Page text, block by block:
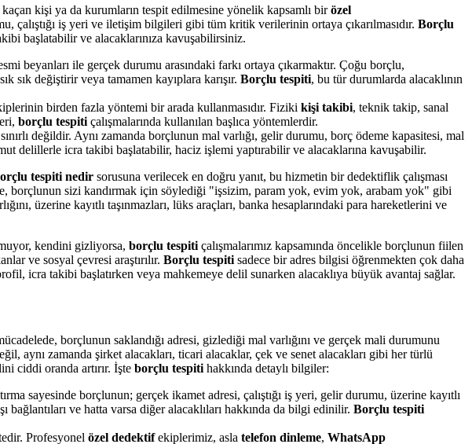
kişi ya da kurumların tespit edilmesine yönelik kapsamlı birözel
çalıştığı iş yeri ve iletişim bilgileri gibi tüm kritik verilerinin ortaya çıkarılmasıdır. Borçlu
başlatabilir ve alacaklarınıza kavuşabilirsiniz.
beyanları ile gerçek durumu arasındaki farkı ortaya çıkarmaktır. Çoğu borçlu,
sık değiştirir veya tamamen kayıplara karışır. Borçlu tespiti, bu tür durumlarda alacaklının
birden fazla yöntemi bir arada kullanmasıdır. Fiziki kişi takibi, teknik takip, sanal
borçlu tespiti çalışmalarında kullanılan başlıca yöntemlerdir.
değildir. Aynı zamanda borçlunun mal varlığı, gelir durumu, borç ödeme kapasitesi, mal
delillerle icra takibi başlatabilir, haciz işlemi yaptırabilir ve alacaklarına kavuşabilir.
tespiti nedir sorusuna verilecek en doğru yanıt, bu hizmetin bir dedektiflik çalışması
borçlunun sizi kandırmak için söylediği "işsizim, param yok, evim yok, arabam yok" gibi
üzerine kayıtlı taşınmazları, lüks araçları, banka hesaplarındaki para hareketlerini ve
kendini gizliyorsa, borçlu tespiti çalışmalarımız kapsamında öncelikle borçlunun fiilen
ve sosyal çevresi araştırılır. Borçlu tespiti sadece bir adres bilgisi öğrenmekten çok daha
icra takibi başlatırken veya mahkemeye delil sunarken alacaklıya büyük avantaj sağlar.
borçlunun saklandığı adresi, gizlediği mal varlığını ve gerçek mali durumunu
aynı zamanda şirket alacakları, ticari alacaklar, çek ve senet alacakları gibi her türlü
ciddi oranda artırır. İşte borçlu tespiti hakkında detaylı bilgiler:
sayesinde borçlunun; gerçek ikamet adresi, çalıştığı iş yeri, gelir durumu, üzerine kayıtlı
bağlantıları ve hatta varsa diğer alacaklıları hakkında da bilgi edinilir. Borçlu tespiti
Profesyonel özel dedektifekiplerimiz, asla telefon dinleme, WhatsApp